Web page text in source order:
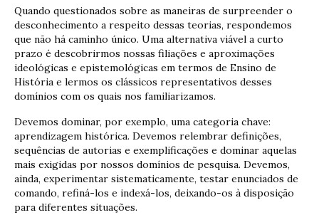
Quando questionados sobre as maneiras de surpreender o
desconhecimento a respeito dessas teorias, respondemos
que não há caminho único. Uma alternativa viável a curto
prazo é descobrirmos nossas filiações e aproximações
ideológicas e epistemológicas em termos de Ensino de
História e lermos os clássicos representativos desses
domínios com os quais nos familiarizamos.
Devemos dominar, por exemplo, uma categoria chave:
aprendizagem histórica. Devemos relembrar definições,
sequências de autorias e exemplificações e dominar aquelas
mais exigidas por nossos domínios de pesquisa. Devemos,
ainda, experimentar sistematicamente, testar enunciados de
comando, refiná-los e indexá-los, deixando-os à disposição
para diferentes situações.